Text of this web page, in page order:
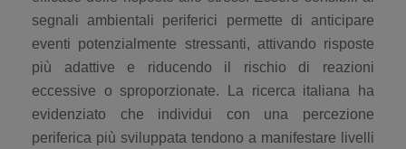
segnali ambientali periferici permette di anticipare
eventi potenzialmente stressanti, attivando risposte
più adattive e riducendo il rischio di reazioni
eccessive o sproporzionate. La ricerca italiana ha
evidenziato che individui con una percezione
periferica più sviluppata tendono a manifestare livelli